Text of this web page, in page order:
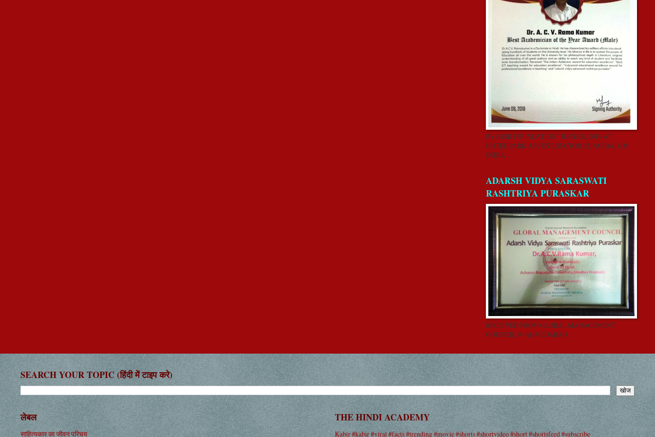
BY GISR FOUNDATION” JUNE 08, 2019 AT
HOTEL PARK ASCENT, SECTOR 62, NOIDA, U.P,
INDIA.
ADARSH VIDYA SARASWATI
RASHTRIYA PURASKAR
RECEIVED FROM GLOBAL MANAGEMENT
COUNCIL @ AHMEDABAD
SEARCH YOUR TOPIC (हिंदी में टाइप करे)
लेबल
साहित्यकार का जीवन परिचय
THE HINDI ACADEMY
Kabir #kabir #viral #facts #trending #movie #shorts #shortvideo #short #shortsfeed #subscribe